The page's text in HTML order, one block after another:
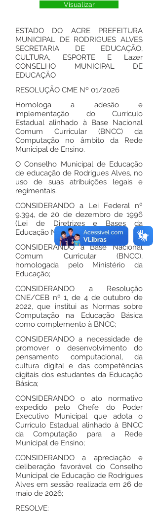
Visualizar
ESTADO DO ACRE PREFEITURA
MUNICIPAL DE RODRIGUES ALVES
SECRETARIA DE EDUCAÇÃO,
CULTURA, ESPORTE E Lazer
CONSELHO MUNICIPAL DE
EDUCAÇÃO
RESOLUÇÃO CME Nº 01/2026
Homologa a adesão e
implementação do Currículo
Estadual alinhado à Base Nacional
Comum Curricular (BNCC) da
Computação no âmbito da Rede
Municipal de Ensino.
O Conselho Municipal de Educação
de educação de Rodrigues Alves, no
uso de suas atribuições legais e
regimentais.
CONSIDERANDO a Lei Federal nº
9.394, de 20 de dezembro de 1996
(Lei de Diretrizes e Bases da
Educação Nacional – LDB);
CONSIDERANDO a Base Nacional
Comum Curricular (BNCC),
homologada pelo Ministério da
Educação;
CONSIDERANDO a Resolução
CNE/CEB nº 1, de 4 de outubro de
2022, que institui as Normas sobre
Computação na Educação Básica
como complemento à BNCC;
CONSIDERANDO a necessidade de
promover o desenvolvimento do
pensamento computacional, da
cultura digital e das competências
digitais dos estudantes da Educação
Básica;
CONSIDERANDO o ato normativo
expedido pelo Chefe do Poder
Executivo Municipal que adota o
Currículo Estadual alinhado à BNCC
da Computação para a Rede
Municipal de Ensino;
CONSIDERANDO a apreciação e
deliberação favorável do Conselho
Municipal de Educação de Rodrigues
Alves em sessão realizada em 26 de
maio de 2026;
RESOLVE: